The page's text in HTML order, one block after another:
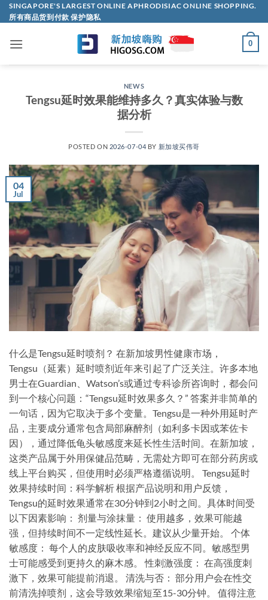
Skip
to
SINGAPORE'S LARGEST ONLINE APHRODISIAC ONLINE SHOPPING.
所有商品货到付款 保护隐私
0
NEWS
Tengsu延时效果能维持多久？真实体验与数
据分析
POSTED ON 2026-07-04 BY 新加坡买伟哥
04
Jul
什么是Tengsu延时喷剂？ 在新加坡男性健康市场，
Tengsu（延素）延时喷剂近年来引起了广泛关注。许多本地
男士在Guardian、Watson’s或通过专科诊所咨询时，都会问
到一个核心问题：“Tengsu延时效果多久？” 答案并非简单的
一句话，因为它取决于多个变量。Tengsu是一种外用延时产
品，主要成分通常包含局部麻醉剂（如利多卡因或苯佐卡
因），通过降低龟头敏感度来延长性生活时间。在新加坡，
这类产品属于外用保健品范畴，无需处方即可在部分药房或
线上平台购买，但使用时必须严格遵循说明。 Tengsu延时
效果持续时间：科学解析 根据产品说明和用户反馈，
Tengsu的延时效果通常在30分钟到2小时之间。具体时间受
以下因素影响： 剂量与涂抹量： 使用越多，效果可能越
强，但持续时间不一定线性延长。建议从少量开始。 个体
敏感度： 每个人的皮肤吸收率和神经反应不同。敏感型男
士可能感受到更持久的麻木感。 性刺激强度： 在高强度刺
激下，效果可能提前消退。 清洗与否： 部分用户会在性交
前清洗掉喷剂，这会导致效果缩短至15-30分钟。 值得注意